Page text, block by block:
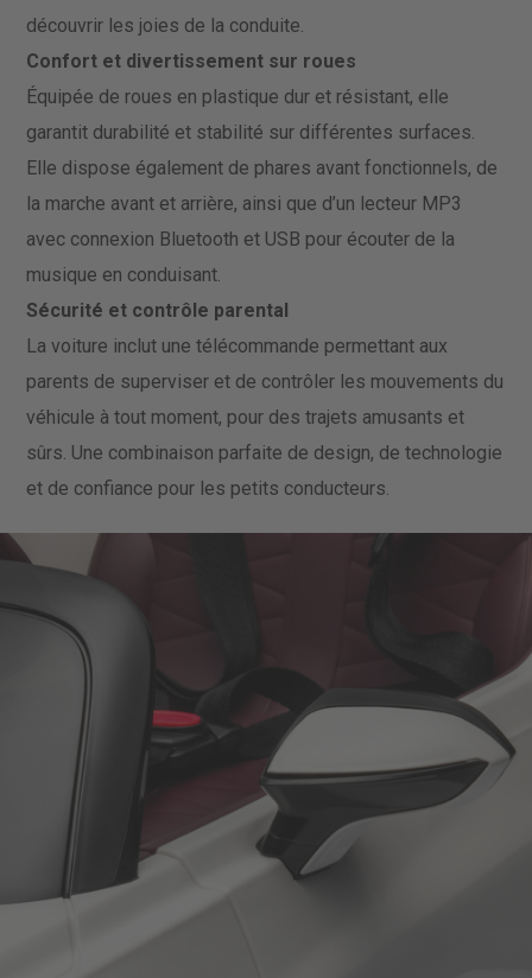
découvrir les joies de la conduite.
Confort et divertissement sur roues
Équipée de roues en plastique dur et résistant, elle
garantit durabilité et stabilité sur différentes surfaces.
Elle dispose également de phares avant fonctionnels, de
la marche avant et arrière, ainsi que d’un lecteur MP3
avec connexion Bluetooth et USB pour écouter de la
musique en conduisant.
Sécurité et contrôle parental
La voiture inclut une télécommande permettant aux
parents de superviser et de contrôler les mouvements du
véhicule à tout moment, pour des trajets amusants et
sûrs. Une combinaison parfaite de design, de technologie
et de confiance pour les petits conducteurs.